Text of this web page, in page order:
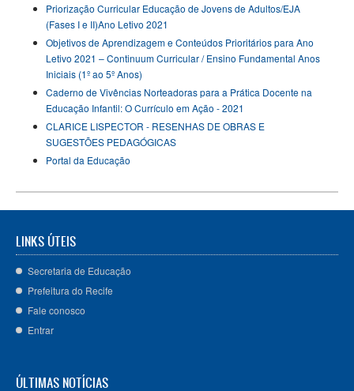
Priorização Curricular Educação de Jovens de Adultos/EJA
(Fases I e II)Ano Letivo 2021
Objetivos de Aprendizagem e Conteúdos Prioritários para Ano
Letivo 2021 – Continuum Curricular / Ensino Fundamental Anos
Iniciais (1º ao 5º Anos)
Caderno de Vivências Norteadoras para a Prática Docente na
Educação Infantil: O Currículo em Ação - 2021
CLARICE LISPECTOR - RESENHAS DE OBRAS E
SUGESTÕES PEDAGÓGICAS
Portal da Educação
LINKS ÚTEIS
Secretaria de Educação
Prefeitura do Recife
Fale conosco
Entrar
ÚLTIMAS NOTÍCIAS